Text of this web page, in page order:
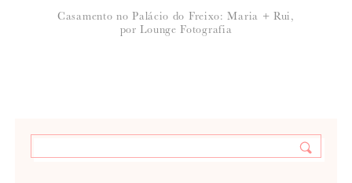
Casamento no Palácio do Freixo: Maria + Rui,
por Lounge Fotografia